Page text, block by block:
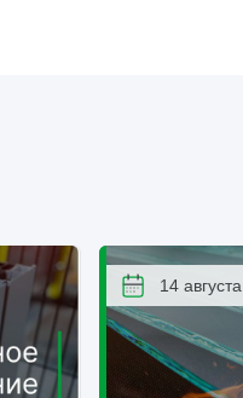
14 августа